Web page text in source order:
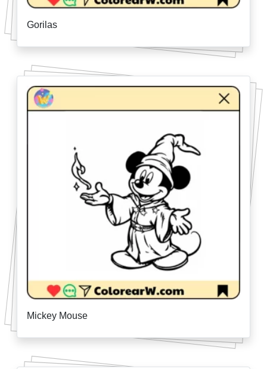
Gorilas
Mickey Mouse